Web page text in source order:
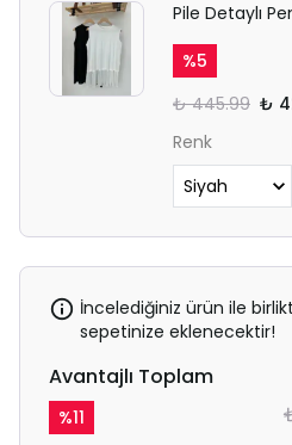
Pile Detaylı
%5
₺ 445.99 ₺
Renk
İncelediğiniz ürün ile
sepetinize eklenecektir!
Avantajlı Toplam
%11